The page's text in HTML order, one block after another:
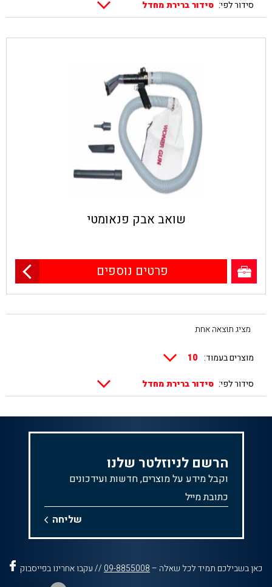
סידור לפי:
שואב אבק פנאומטי
פרטים נוספים
מציג תוצאה אחת
מוצרים בעמוד:
סידור לפי:
הרשם לניוזלטר שלנו
וקבל מידע על מוצרים, חדשות ועידכונים
כאן בשבילכם תמיד לכל שאלה –09-8855008 // עקבו אחרינו בפייסבוק